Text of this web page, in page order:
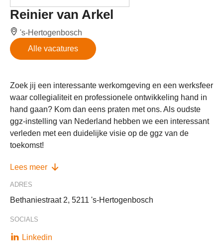
Reinier van Arkel
's-Hertogenbosch
Alle vacatures
Zoek jij een interessante werkomgeving en een werksfeer
waar collegialiteit en professionele ontwikkeling hand in
hand gaan? Kom dan eens praten met ons. Als oudste
ggz-instelling van Nederland hebben we een interessant
verleden met een duidelijke visie op de ggz van de
toekomst!
Lees meer
ADRES
Bethaniestraat 2, 5211 's-Hertogenbosch
SOCIALS
Linkedin